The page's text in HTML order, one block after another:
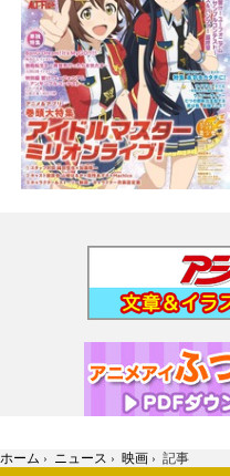
ホーム › ニュース › 映画 › 記事